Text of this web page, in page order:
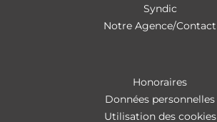
Syndic
Notre Agence/Contact
Honoraires
Données personnelles
Utilisation des cookies